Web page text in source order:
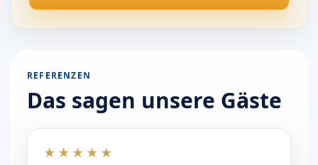
REFERENZEN
Das sagen unsere Gäste
★★★★★